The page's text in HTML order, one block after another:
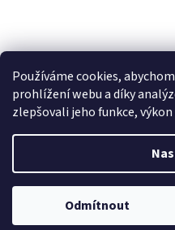
Používáme cookies,
prohlížení webu a díky
zlepšovali jeho funkce,
Odmítnout
á
Copyright 2026E-shop
vyhrazena.